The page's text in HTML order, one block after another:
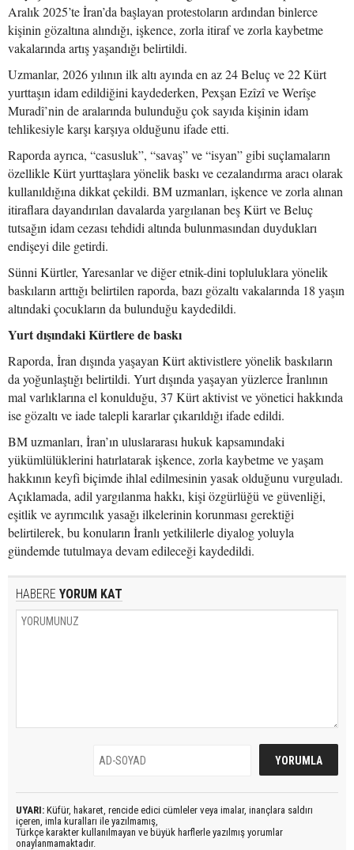
Aralık 2025’te İran’da başlayan protestoların ardından binlerce
kişinin gözaltına alındığı, işkence, zorla itiraf ve zorla kaybetme
vakalarında artış yaşandığı belirtildi.
Uzmanlar, 2026 yılının ilk altı ayında en az 24 Beluç ve 22 Kürt
yurttaşın idam edildiğini kaydederken, Pexşan Ezîzî ve Werîşe
Muradî’nin de aralarında bulunduğu çok sayıda kişinin idam
tehlikesiyle karşı karşıya olduğunu ifade etti.
Raporda ayrıca, “casusluk”, “savaş” ve “isyan” gibi suçlamaların
özellikle Kürt yurttaşlara yönelik baskı ve cezalandırma aracı olarak
kullanıldığına dikkat çekildi. BM uzmanları, işkence ve zorla alınan
itiraflara dayandırılan davalarda yargılanan beş Kürt ve Beluç
tutsağın idam cezası tehdidi altında bulunmasından duydukları
endişeyi dile getirdi.
Sünni Kürtler, Yaresanlar ve diğer etnik-dini topluluklara yönelik
baskıların arttığı belirtilen raporda, bazı gözaltı vakalarında 18 yaşın
altındaki çocukların da bulunduğu kaydedildi.
Yurt dışındaki Kürtlere de baskı
Raporda, İran dışında yaşayan Kürt aktivistlere yönelik baskıların
da yoğunlaştığı belirtildi. Yurt dışında yaşayan yüzlerce İranlının
mal varlıklarına el konulduğu, 37 Kürt aktivist ve yönetici hakkında
ise gözaltı ve iade talepli kararlar çıkarıldığı ifade edildi.
BM uzmanları, İran’ın uluslararası hukuk kapsamındaki
yükümlülüklerini hatırlatarak işkence, zorla kaybetme ve yaşam
hakkının keyfi biçimde ihlal edilmesinin yasak olduğunu vurguladı.
Açıklamada, adil yargılanma hakkı, kişi özgürlüğü ve güvenliği,
eşitlik ve ayrımcılık yasağı ilkelerinin korunması gerektiği
belirtilerek, bu konuların İranlı yetkililerle diyalog yoluyla
gündemde tutulmaya devam edileceği kaydedildi.
HABERE YORUM KAT
UYARI: Küfür, hakaret, rencide edici cümleler veya imalar, inançlara saldırı
içeren, imla kuralları ile yazılmamış,
Türkçe karakter kullanılmayan ve büyük harflerle yazılmış yorumlar
onaylanmamaktadır.